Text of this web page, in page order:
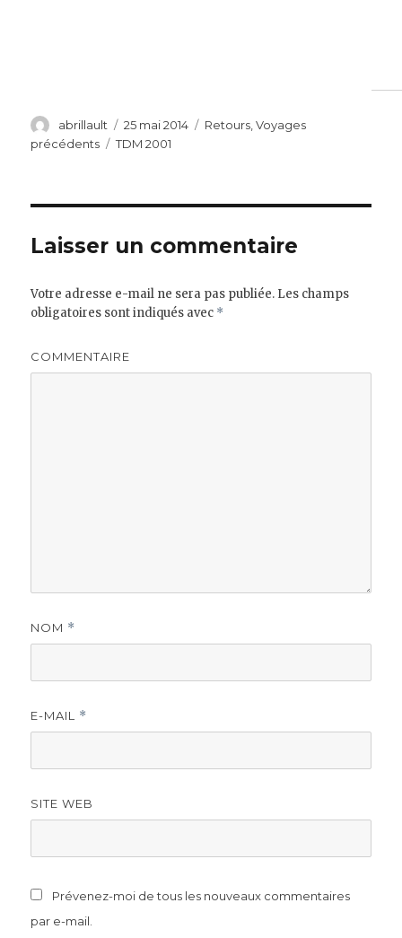
Auteur
abrillault
Publié
le
25 mai 2014 Catégories
Retours ,Voyages
précédents
Étiquettes
TDM 2001
Laisser un commentaire
Votre adresse e-mail ne sera pas publiée. Les champs
obligatoires sont indiqués avec *
COMMENTAIRE
NOM *
E-MAIL *
SITE WEB
Prévenez-moi de tous les nouveaux commentaires
par e-mail.